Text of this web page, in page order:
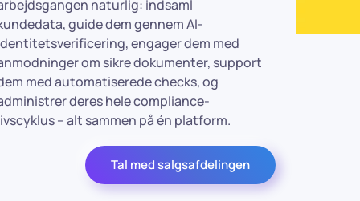
– alt sammen på én platform.
Tal med salgsafdelingen